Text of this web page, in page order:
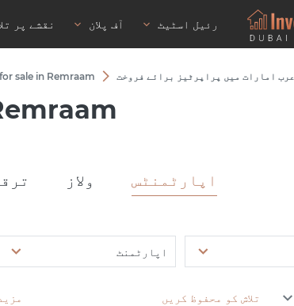
رئیل اسٹیٹ آف پلان نقشے پر
امارات میں پراپرٹیز برائے فروخت sale in Remraam
اپارٹمنٹس ولاز
اپارٹمنٹ
تلاش کو محفوظ کریں